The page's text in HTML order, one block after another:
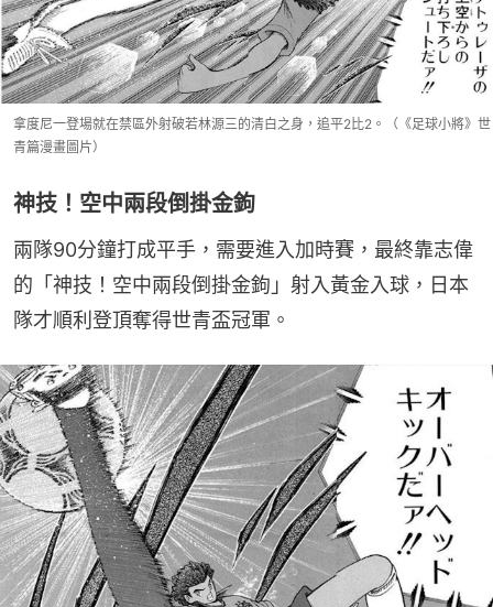
拿度尼一登場就在禁區外射破若林源三的清白之身，追平2比2。（《足球小將》世
青篇漫畫圖片）
神技！空中兩段倒掛金鉤
兩隊90分鐘打成平手，需要進入加時賽，最終靠志偉
的「神技！空中兩段倒掛金鉤」射入黃金入球，日本
隊才順利登頂奪得世青盃冠軍。